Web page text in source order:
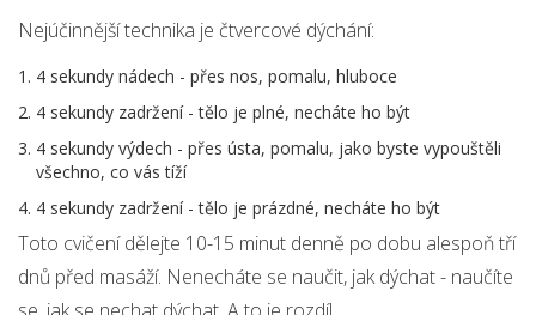
Nejúčinnější technika je čtvercové dýchání:
4 sekundy nádech - přes nos, pomalu, hluboce
4 sekundy zadržení - tělo je plné, necháte ho být
4 sekundy výdech - přes ústa, pomalu, jako byste vypouštěli
všechno, co vás tíží
4 sekundy zadržení - tělo je prázdné, necháte ho být
Toto cvičení dělejte 10-15 minut denně po dobu alespoň tří
dnů před masáží. Nenecháte se naučit, jak dýchat - naučíte